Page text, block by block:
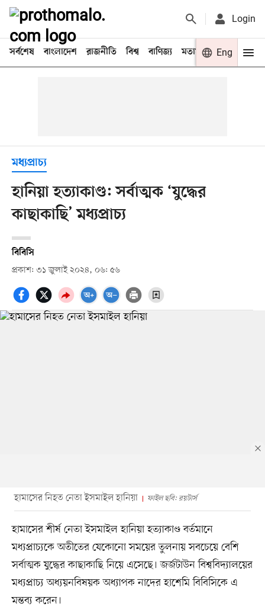
Login
সর্বশেষ বাংলাদেশ রাজনীতি বিশ্ব বাণিজ্য মতামত খেলা
Eng
মধ্যপ্রাচ্য
হানিয়া হত্যাকাণ্ড: সর্বাত্মক ‘যুদ্ধের
কাছাকাছি’ মধ্যপ্রাচ্য
বিবিসি
প্রকাশ: ৩১ জুলাই ২০২৪, ০৬: ৫৬
হামাসের নিহত নেতা ইসমাইল হানিয়া ফাইল ছবি: রয়টার্স
হামাসের শীর্ষ নেতা ইসমাইল হানিয়া হত্যাকাণ্ড বর্তমানে
মধ্যপ্রাচ্যকে অতীতের যেকোনো সময়ের তুলনায় সবচেয়ে বেশি
সর্বাত্মক যুদ্ধের কাছাকাছি নিয়ে এসেছে। জর্জটাউন বিশ্ববিদ্যালয়ের
মধ্যপ্রাচ্য অধ্যয়নবিষয়ক অধ্যাপক নাদের হাশেমি বিবিসিকে এ
মন্তব্য করেন।